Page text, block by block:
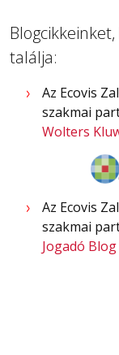
találja:
Az Ecovis
szakmai
Wolters
Az Ecovis
szakmai
Jogadó Blog